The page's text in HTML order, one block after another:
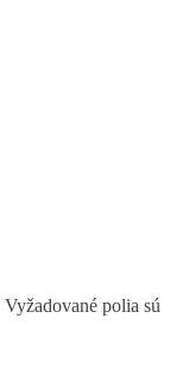
Vyžadované polia sú